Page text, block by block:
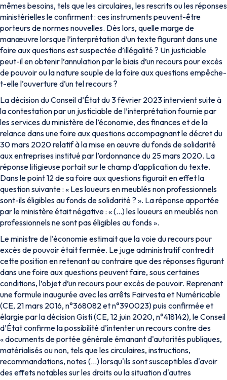
mêmes besoins, tels que les circulaires, les rescrits ou les réponses
ministérielles le confirment : ces instruments peuvent-être
porteurs de normes nouvelles. Dès lors, quelle marge de
manœuvre lorsque l’interprétation d’un texte figurant dans une
foire aux questions est suspectée d’illégalité ? Un justiciable
peut-il en obtenir l’annulation par le biais d’un recours pour excès
de pouvoir ou la nature souple de la foire aux questions empêche-
t-elle l’ouverture d’un tel recours ?
La décision du Conseil d’État du 3 février 2023 intervient suite à
la contestation par un justiciable de l’interprétation fournie par
les services du ministère de l’économie, des finances et de la
relance dans une foire aux questions accompagnant le décret du
30 mars 2020 relatif à la mise en œuvre du fonds de solidarité
aux entreprises institué par l’ordonnance du 25 mars 2020. La
réponse litigieuse portait sur le champ d’application du texte.
Dans le point 12 de sa foire aux questions figurait en effet la
question suivante : « Les loueurs en meublés non professionnels
sont-ils éligibles au fonds de solidarité ? ». La réponse apportée
par le ministère était négative : « (…) les loueurs en meublés non
professionnels ne sont pas éligibles au fonds ».
Le ministre de l’économie estimait que la voie du recours pour
excès de pouvoir était fermée. Le juge administratif contredit
cette position en retenant au contraire que des réponses figurant
dans une foire aux questions peuvent faire, sous certaines
conditions, l’objet d’un recours pour excès de pouvoir. Reprenant
une formule inaugurée avec les arrêts Fairvesta et Numéricable
(CE, 21 mars 2016, n°368082 et n°390023) puis confirmée et
élargie par la décision Gisti (CE, 12 juin 2020, n°418142), le Conseil
d’État confirme la possibilité d’intenter un recours contre des
« documents de portée générale émanant d'autorités publiques,
matérialisés ou non, tels que les circulaires, instructions,
recommandations, notes (…) lorsqu'ils sont susceptibles d'avoir
des effets notables sur les droits ou la situation d'autres